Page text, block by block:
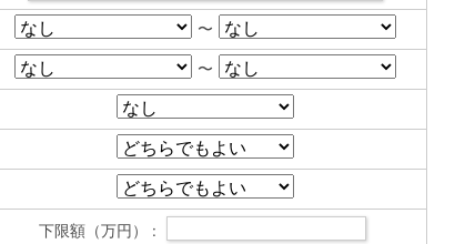
〜
〜
下限額（万円） :